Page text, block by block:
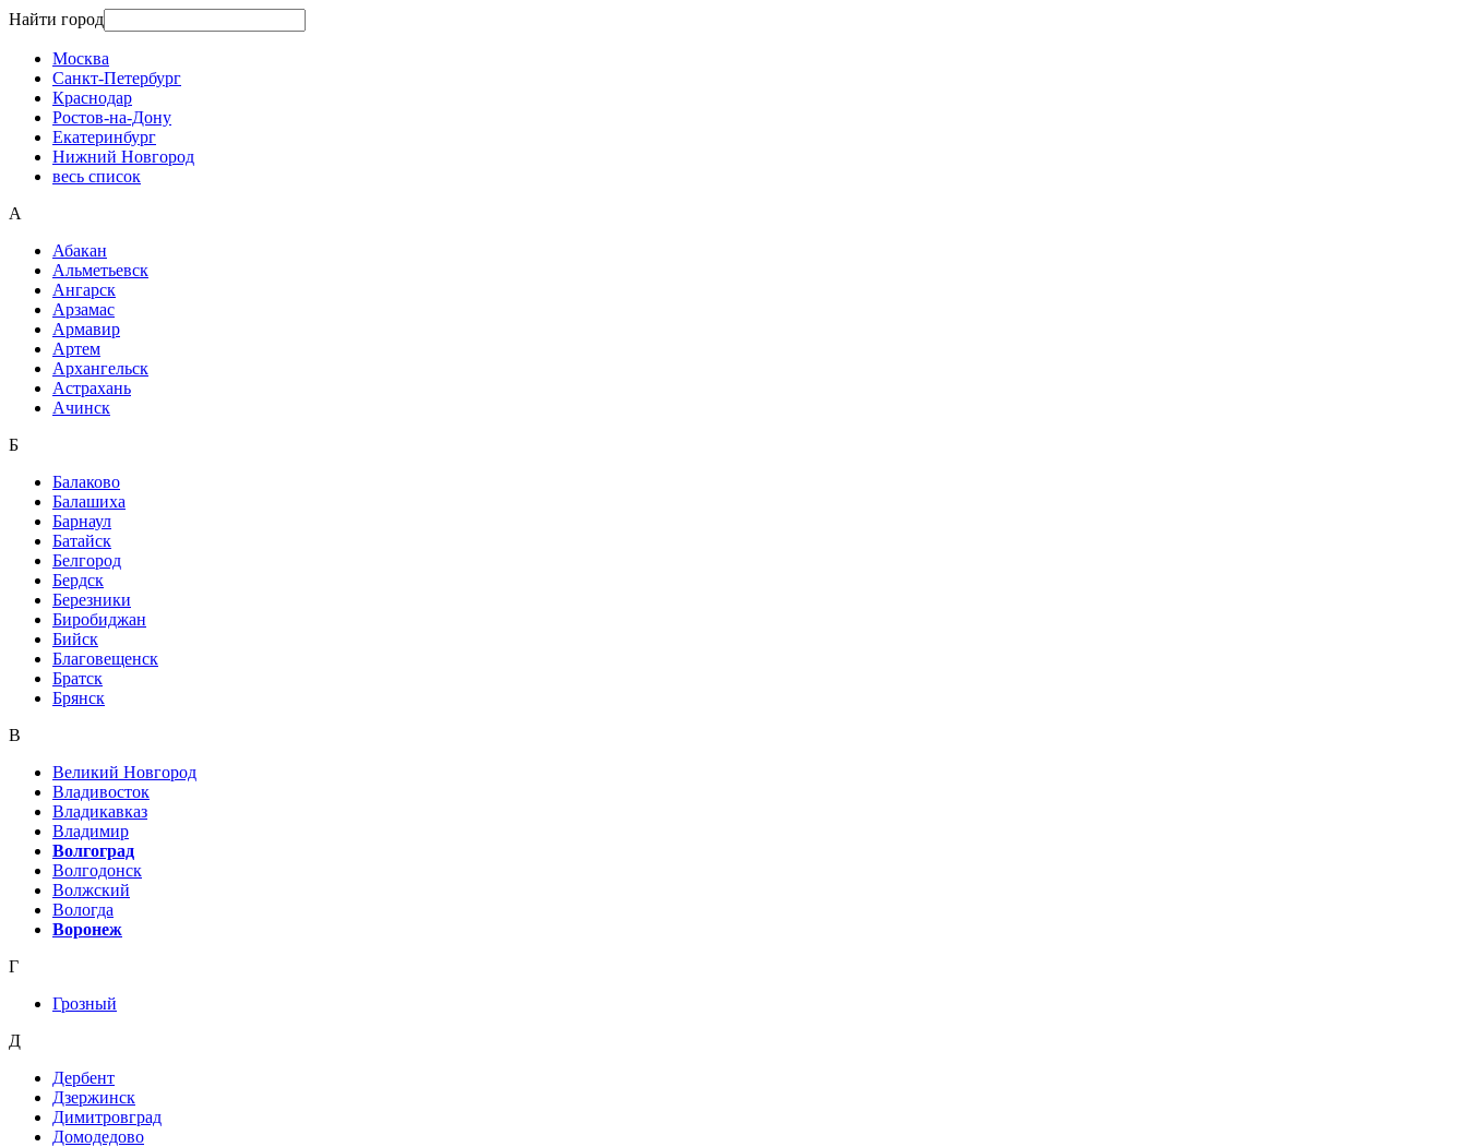
Найти город
Москва
Санкт-Петербург
Краснодар
Ростов-на-Дону
Екатеринбург
Нижний Новгород
весь список
А
Абакан
Альметьевск
Ангарск
Арзамас
Армавир
Артем
Архангельск
Астрахань
Ачинск
Б
Балаково
Балашиха
Барнаул
Батайск
Белгород
Бердск
Березники
Биробиджан
Бийск
Благовещенск
Братск
Брянск
В
Великий Новгород
Владивосток
Владикавказ
Владимир
Волгоград
Волгодонск
Волжский
Вологда
Воронеж
Г
Грозный
Д
Дербент
Дзержинск
Димитровград
Домодедово